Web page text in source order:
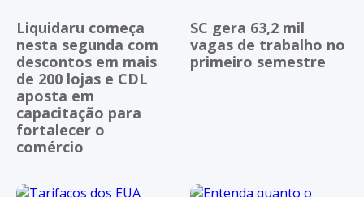
Liquidaru começa
nesta segunda com
descontos em mais
de 200 lojas e CDL
aposta em
capacitação para
fortalecer o
comércio
SC gera 63,2 mil
vagas de trabalho no
primeiro semestre